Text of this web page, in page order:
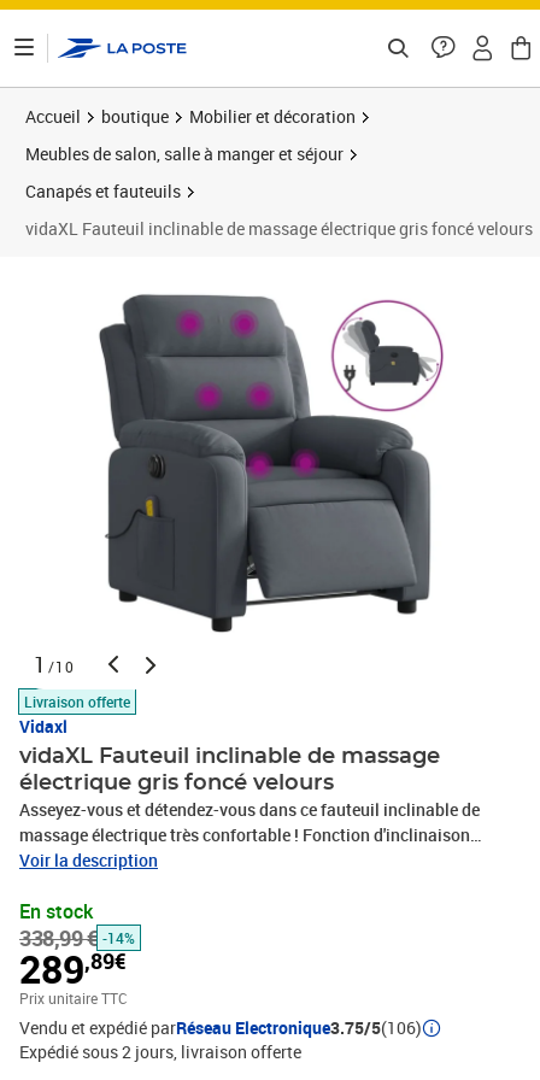
Accueil boutique
Mobilier et décoration
Meubles de salon, salle à manger et séjour
Canapés et fauteuils
vidaXL Fauteuil inclinable de massage électrique gris foncé velours
1 /10
Livraison offerte
Vidaxl
vidaXL Fauteuil inclinable de massage
électrique gris foncé velours
Asseyez-vous et détendez-vous dans ce fauteuil inclinable de
massage électrique très confortable ! Fonction d'inclinaison
électrique : ce fauteuil inclinable est équipé d'un moteur électrique
dans n'importe quelle position, selon votre confort, en appuyant
simplement sur le bouton situé sur le côté du fauteuil. Cette
fonction permet une inclinaison maximale de 135 degrés. En outre,
le dossier peut revenir automatiquement à sa position d'origine
par une simple pression sur le bouton.Fonction de vibration : les 6
points de massage vous permettent de faire l'expérience d'un
massage mieux ciblé. De plus, la télécommande incluse vous
Voir la description
En stock
338,99 € -14%
289,89€
Prix unitaire TTC
Vendu et expédié parRéseau Electronique3.75/5(106)
Expédié sous 2 jours livraison offerte